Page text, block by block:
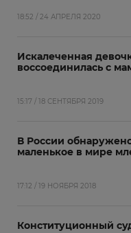
18:52 / 24 АПРЕЛЯ 2020
Искалеченная
воссоединилась с
15:17 / 18 СЕНТЯБРЯ 2019
В России
маленькое в мире
17:12 / 19 НОЯБРЯ 2018
Конституционный